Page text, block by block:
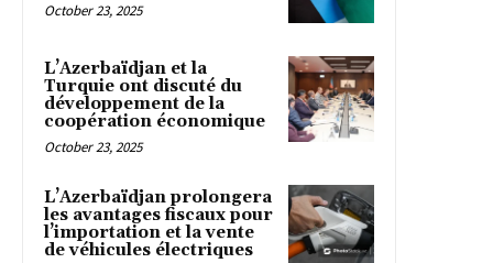
October 23, 2025
L’Azerbaïdjan et la
Turquie ont discuté du
développement de la
coopération économique
October 23, 2025
L’Azerbaïdjan prolongera
les avantages fiscaux pour
l’importation et la vente
de véhicules électriques